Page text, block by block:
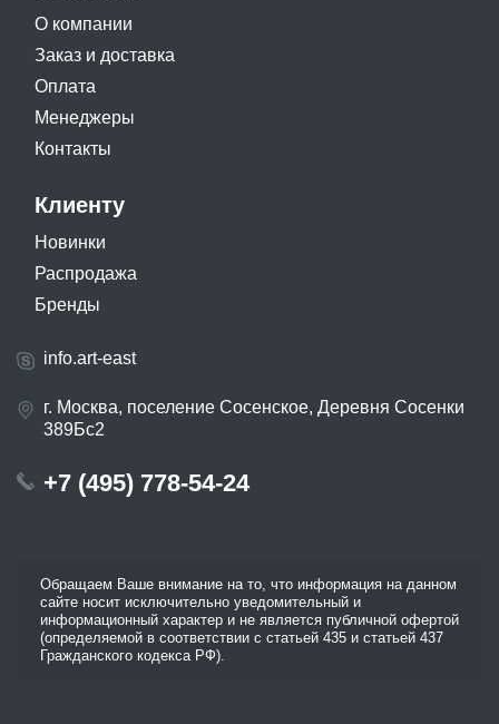
О компании
Заказ и доставка
Оплата
Менеджеры
Контакты
Клиенту
Новинки
Распродажа
Бренды
info.art-east
г. Москва, поселение Сосенское, Деревня Сосенки
389Бс2
+7 (495) 778-54-24
Обращаем Ваше внимание на то, что информация на данном
сайте носит исключительно уведомительный и
информационный характер и не является публичной офертой
(определяемой в соответствии с статьей 435 и статьей 437
Гражданского кодекса РФ).